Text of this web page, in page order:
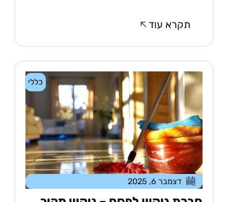
תקרא עוד
כללי
דצמבר 6, 2025